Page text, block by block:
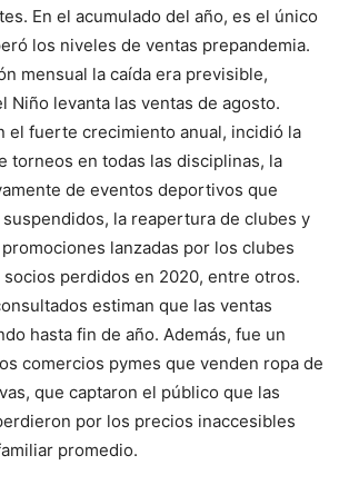
En el acumulado del año, es el único
los niveles de ventas prepandemia.
mensual la caída era previsible,
Niño levanta las ventas de agosto.
el fuerte crecimiento anual, incidió la
torneos en todas las disciplinas, la
de eventos deportivos que
la reapertura de clubes y
lanzadas por los clubes
socios perdidos en 2020, entre otros.
estiman que las ventas
hasta fin de año. Además, fue un
comercios pymes que venden ropa de
que captaron el público que las
por los precios inaccesibles
promedio.